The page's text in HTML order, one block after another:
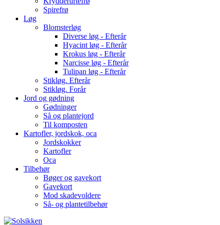
Spirefrø
Løg
Blomsterløg
Diverse løg - Efterår
Hyacint løg - Efterår
Krokus løg - Efterår
Narcisse løg - Efterår
Tulipan løg - Efterår
Stikløg. Efterår
Stikløg. Forår
Jord og gødning
Gødninger
Så og plantejord
Til komposten
Kartofler, jordskok, oca
Jordskokker
Kartofler
Oca
Tilbehør
Bøger og gavekort
Gavekort
Mod skadevoldere
Så- og plantetilbehør